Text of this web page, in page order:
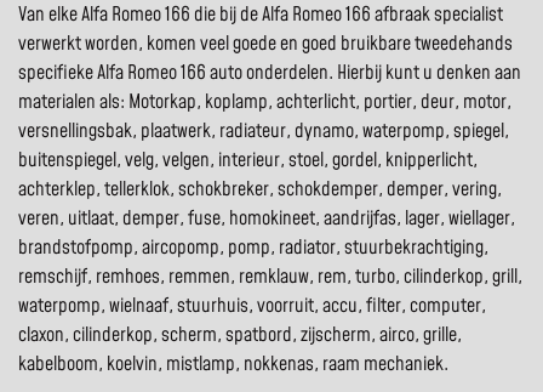
Van elke Alfa Romeo 166 die bij de Alfa Romeo 166 afbraak specialist
verwerkt worden, komen veel goede en goed bruikbare tweedehands
specifieke Alfa Romeo 166 auto onderdelen. Hierbij kunt u denken aan
materialen als: Motorkap, koplamp, achterlicht, portier, deur, motor,
versnellingsbak, plaatwerk, radiateur, dynamo, waterpomp, spiegel,
buitenspiegel, velg, velgen, interieur, stoel, gordel, knipperlicht,
achterklep, tellerklok, schokbreker, schokdemper, demper, vering,
veren, uitlaat, demper, fuse, homokineet, aandrijfas, lager, wiellager,
brandstofpomp, aircopomp, pomp, radiator, stuurbekrachtiging,
remschijf, remhoes, remmen, remklauw, rem, turbo, cilinderkop, grill,
waterpomp, wielnaaf, stuurhuis, voorruit, accu, filter, computer,
claxon, cilinderkop, scherm, spatbord, zijscherm, airco, grille,
kabelboom, koelvin, mistlamp, nokkenas, raam mechaniek.